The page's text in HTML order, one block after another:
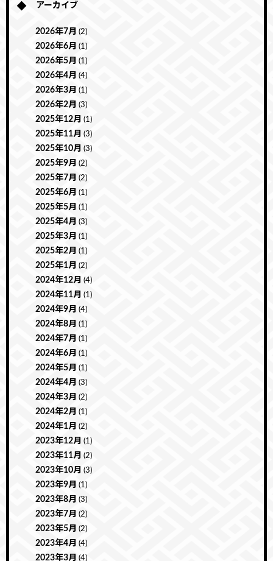
アーカイブ
2026年7月 (2)
2026年6月 (1)
2026年5月 (1)
2026年4月 (4)
2026年3月 (1)
2026年2月 (3)
2025年12月 (1)
2025年11月 (3)
2025年10月 (3)
2025年9月 (2)
2025年7月 (2)
2025年6月 (1)
2025年5月 (1)
2025年4月 (3)
2025年3月 (1)
2025年2月 (1)
2025年1月 (2)
2024年12月 (4)
2024年11月 (1)
2024年9月 (4)
2024年8月 (1)
2024年7月 (1)
2024年6月 (1)
2024年5月 (1)
2024年4月 (3)
2024年3月 (2)
2024年2月 (1)
2024年1月 (2)
2023年12月 (1)
2023年11月 (2)
2023年10月 (3)
2023年9月 (1)
2023年8月 (3)
2023年7月 (2)
2023年5月 (2)
2023年4月 (4)
2023年3月 (4)